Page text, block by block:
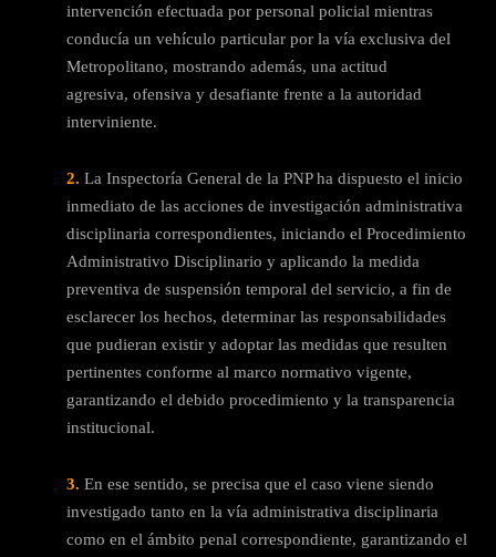
intervención efectuada por personal policial mientras
conducía un vehículo particular por la vía exclusiva del
Metropolitano, mostrando además, una actitud
agresiva, ofensiva y desafiante frente a la autoridad
interviniente.
2. La Inspectoría General de la PNP ha dispuesto el inicio
inmediato de las acciones de investigación administrativa
disciplinaria correspondientes, iniciando el Procedimiento
Administrativo Disciplinario y aplicando la medida
preventiva de suspensión temporal del servicio, a fin de
esclarecer los hechos, determinar las responsabilidades
que pudieran existir y adoptar las medidas que resulten
pertinentes conforme al marco normativo vigente,
garantizando el debido procedimiento y la transparencia
institucional.
3. En ese sentido, se precisa que el caso viene siendo
investigado tanto en la vía administrativa disciplinaria
como en el ámbito penal correspondiente, garantizando el